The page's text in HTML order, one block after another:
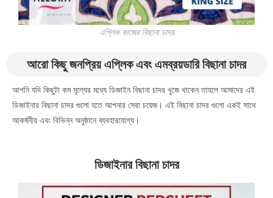
এপ্লিক কাজের বিছানা চাদর
আরো কিছুজনপ্রিয় এপ্লিক এবং এমব্রয়ডারি বিছানা চাদর
আপনি যদি কিছুটা কম মূল্যের মধ্যে ডিজাইন বিছানা চাদর খুজে থাকেন তাহলে আমাদের এই
ডিজাইনার বিছানা চাদর গুলো হতে আপনার সেরা চয়েজ। এই বিছানা চাদর গুলো একই সাথে
আকর্ষনীয় এবং বিভিন্ন অনুষ্ঠানে ব্যবহারযোগ্য।
ডিজাইনার বিছানা চাদর